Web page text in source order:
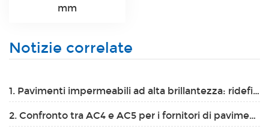
mm
Notizie correlate
1. Pavimenti impermeabili ad alta brillantezza: ridefinire il tuo spazio
2. Confronto tra AC4 e AC5 per i fornitori di pavimenti in laminato nel 2025